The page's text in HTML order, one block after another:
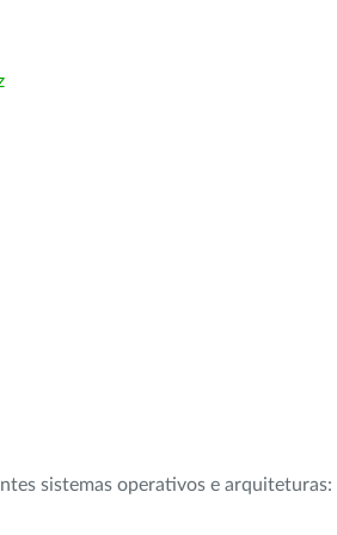
sistemas operativos e arquiteturas: